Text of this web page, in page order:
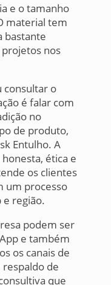
e o tamanho
material tem
bastante
nos
consultar o
é falar com
no
de produto,
Entulho. A
ética e
os clientes
um processo
e região.
podem ser
e também
os canais de
de
que